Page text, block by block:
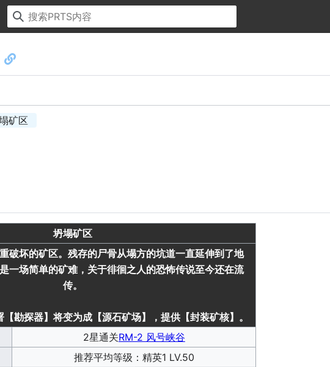
矿区
坍塌矿区
破坏的矿区。残存的尸骨从塌方的坑道一直延伸到了地
一场简单的矿难，关于徘徊之人的恐怖传说至今还在流
传。
【勘探器】将变为成【源石矿场】，提供【封装矿核】。
2星通关RM-2 风号峡谷
推荐平均等级：精英1 LV.50